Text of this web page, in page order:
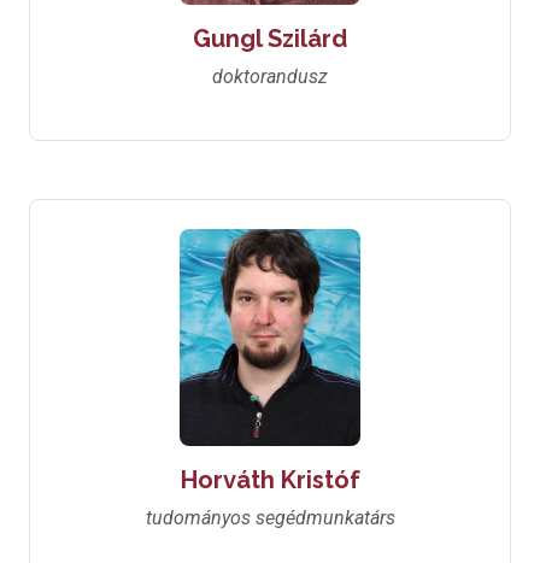
Gungl Szilárd
doktorandusz
Horváth Kristóf
tudományos segédmunkatárs